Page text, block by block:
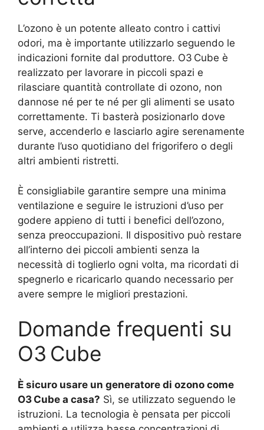
L’ozono è un potente alleato contro i cattivi
odori, ma è importante utilizzarlo seguendo le
indicazioni fornite dal produttore. O3 Cube è
realizzato per lavorare in piccoli spazi e
rilasciare quantità controllate di ozono, non
dannose né per te né per gli alimenti se usato
correttamente. Ti basterà posizionarlo dove
serve, accenderlo e lasciarlo agire serenamente
durante l’uso quotidiano del frigorifero o degli
altri ambienti ristretti.
È consigliabile garantire sempre una minima
ventilazione e seguire le istruzioni d’uso per
godere appieno di tutti i benefici dell’ozono,
senza preoccupazioni. Il dispositivo può restare
all’interno dei piccoli ambienti senza la
necessità di toglierlo ogni volta, ma ricordati di
spegnerlo e ricaricarlo quando necessario per
avere sempre le migliori prestazioni.
Domande frequenti su
O3 Cube
È sicuro usare un generatore di ozono come
O3 Cube a casa? Sì, se utilizzato seguendo le
istruzioni. La tecnologia è pensata per piccoli